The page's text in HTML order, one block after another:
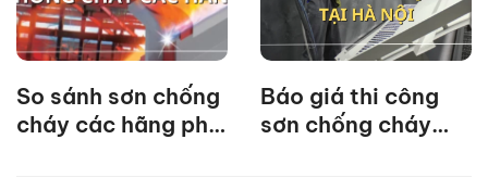
So sánh sơn chống
cháy các hãng phổ
Báo giá thi công
sơn chống cháy